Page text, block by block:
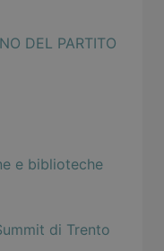
DEL PARTITO
e biblioteche
di Trento